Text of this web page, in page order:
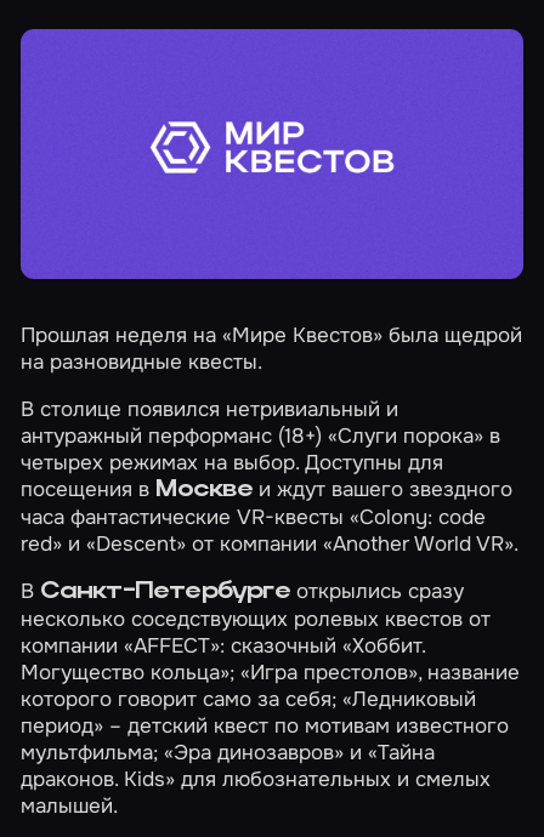
Прошлая неделя на «Мире Квестов» была щедрой
на разновидные квесты.
В столице появился нетривиальный и
антуражный перформанс (18+)«Слуги порока» в
четырех режимах на выбор. Доступны для
посещения в Москвеи ждут вашего звездного
часа фантастические VR-квесты«Colony: code
red» и«Descent» от компании «Another World VR».
В Санкт-Петербургеоткрылись сразу
несколько соседствующих ролевых квестов от
компании «AFFECT»: сказочный«Хоббит.
Могущество кольца»;«Игра престолов», название
которого говорит само за себя;«Ледниковый
период» – детский квест по мотивам известного
мультфильма;«Эра динозавров» и«Тайна
драконов. Kids» для любознательных и смелых
малышей.